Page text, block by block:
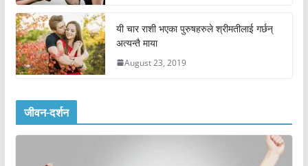
यी चार राशी भएका पुरुषहरुले श्रीमतीलाई गर्छन्
अत्यन्तै माया
August 23, 2019
जीवन-दर्शन